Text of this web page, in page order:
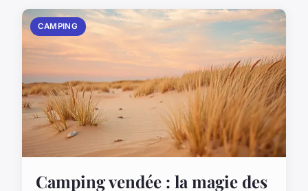
CAMPING
Camping vendée : la magie des